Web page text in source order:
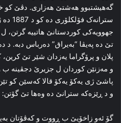
گه‌هیشتبوو هه‌شتێ هه‌زاری. دڤێ کو
جهوویه‌کی کوردستانێ هاتییه‌
تێ ده‌ په‌یڤا “به‌یراق” ده‌رباس دبه‌. د
پلان و پرۆگراما یه‌زدان شێر تێ
و مه‌زنێن کوردان ل جزیرێ دجڤینه‌
پاشێ ژی یه‌کۆ یه‌کۆ قالا که‌سێن کو
و د ڕێزه‌که‌ سترانێ ده‌ وه‌ها تێ گۆتن:
گۆ ئه‌و زاخۆیێ ب ڕووت و که‌ڤۆتان